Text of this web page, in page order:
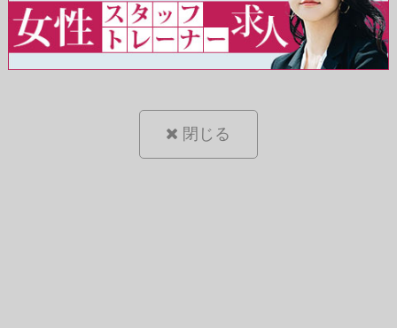
閉じる
※２輪車ご希望のお客様の前日予約は17:30から、通常予約
より優先して承ります。
本日のオススメ♡二輪ペア！